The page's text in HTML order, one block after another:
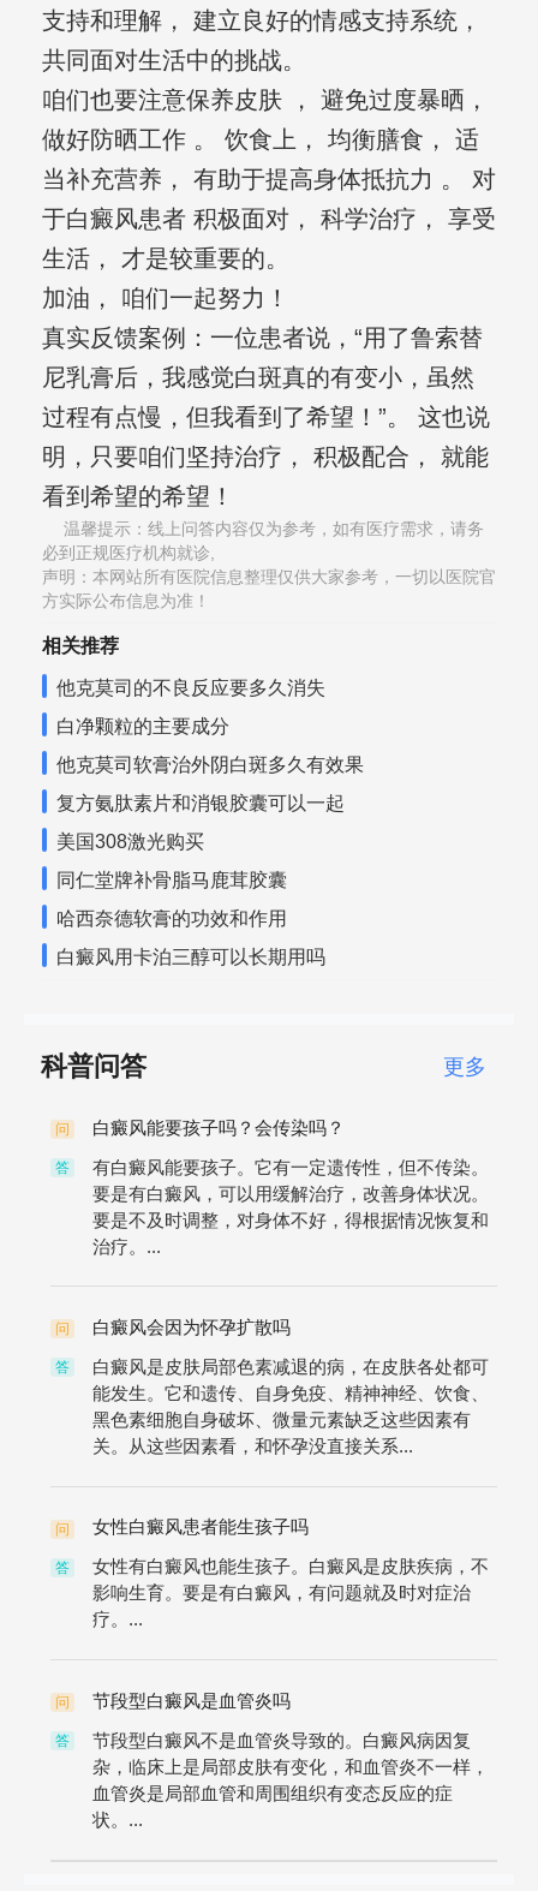
支持和理解， 建立良好的情感支持系统，
共同面对生活中的挑战。
咱们也要注意保养皮肤 ， 避免过度暴晒，
做好防晒工作 。 饮食上， 均衡膳食， 适
当补充营养， 有助于提高身体抵抗力 。 对
于白癜风患者 积极面对， 科学治疗， 享受
生活， 才是较重要的。
加油， 咱们一起努力！
真实反馈案例：一位患者说，“用了鲁索替
尼乳膏后，我感觉白斑真的有变小，虽然
过程有点慢，但我看到了希望！”。 这也说
明，只要咱们坚持治疗， 积极配合， 就能
看到希望的希望！
温馨提示：线上问答内容仅为参考，如有医疗需求，请务
必到正规医疗机构就诊,
声明：本网站所有医院信息整理仅供大家参考，一切以医院官
方实际公布信息为准！
相关推荐
他克莫司的不良反应要多久消失
白净颗粒的主要成分
他克莫司软膏治外阴白斑多久有效果
复方氨肽素片和消银胶囊可以一起
美国308激光购买
同仁堂牌补骨脂马鹿茸胶囊
哈西奈德软膏的功效和作用
白癜风用卡泊三醇可以长期用吗
科普问答 更多
问 白癜风能要孩子吗？会传染吗？
答
有白癜风能要孩子。它有一定遗传性，但不传染。
要是有白癜风，可以用缓解治疗，改善身体状况。
要是不及时调整，对身体不好，得根据情况恢复和
治疗。...
问 白癜风会因为怀孕扩散吗
答
白癜风是皮肤局部色素减退的病，在皮肤各处都可
能发生。它和遗传、自身免疫、精神神经、饮食、
黑色素细胞自身破坏、微量元素缺乏这些因素有
关。从这些因素看，和怀孕没直接关系...
问 女性白癜风患者能生孩子吗
答
女性有白癜风也能生孩子。白癜风是皮肤疾病，不
影响生育。要是有白癜风，有问题就及时对症治
疗。...
问 节段型白癜风是血管炎吗
答
节段型白癜风不是血管炎导致的。白癜风病因复
杂，临床上是局部皮肤有变化，和血管炎不一样，
血管炎是局部血管和周围组织有变态反应的症
状。...